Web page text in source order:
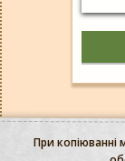
При копіюванні